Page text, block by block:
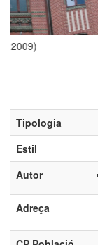
Tipologia
Estil
Autor
Adreça